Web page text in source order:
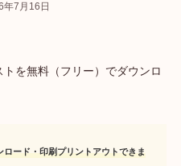
年7月16日
を無料（フリー）でダウンロ
ロード・印刷プリントアウトできま